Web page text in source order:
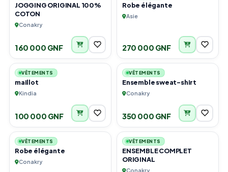
JOGGING ORIGINAL 100%
COTON
Conakry
160 000 GNF
Robe élégante
Asie
270 000 GNF
3
VÊTEMENTS
maillot
Kindia
100 000 GNF
2
VÊTEMENTS
Ensemble sweat-shirt
Conakry
350 000 GNF
3
VÊTEMENTS
Robe élégante
Conakry
2
VÊTEMENTS
ENSEMBLE COMPLET
ORIGINAL
Conakry